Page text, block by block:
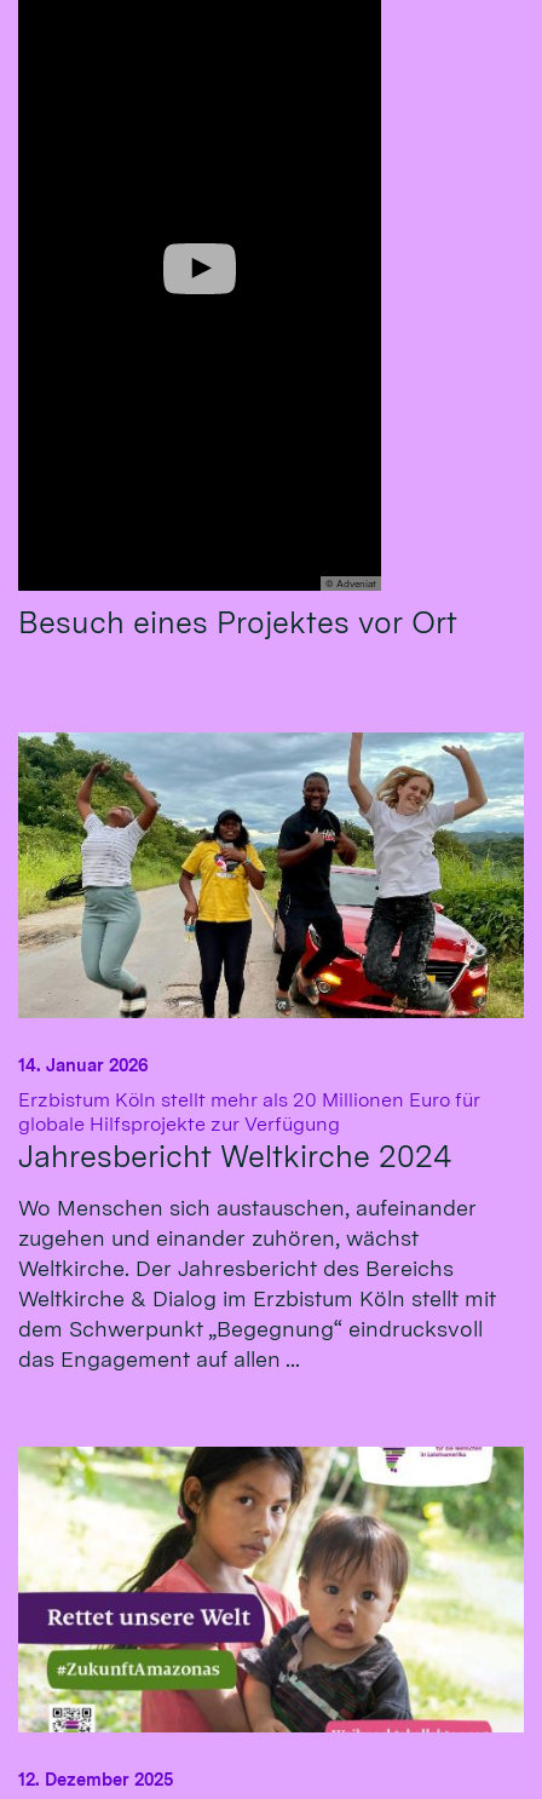
© Adveniat
Besuch eines Projektes vor Ort
Erzbistum Köln stellt mehr als 20 Millionen Euro für
globale Hilfsprojekte zur Verfügung
Jahresbericht Weltkirche 2024
14. Januar 2026
Wo Menschen sich austauschen, aufeinander
zugehen und einander zuhören, wächst
Weltkirche. Der Jahresbericht des Bereichs
Weltkirche & Dialog im Erzbistum Köln stellt mit
dem Schwerpunkt „Begegnung“ eindrucksvoll
das Engagement auf allen ...
12. Dezember 2025